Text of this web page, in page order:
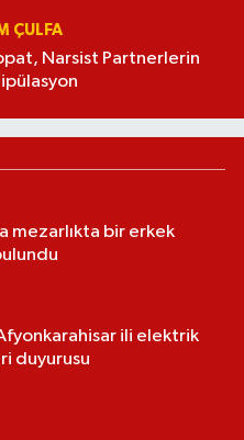
ÇULFA
Narsist Partnerlerin
mezarlıkta bir erkek
ili elektrik
duyurusu